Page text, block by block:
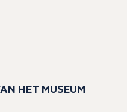
HET MUSEUM